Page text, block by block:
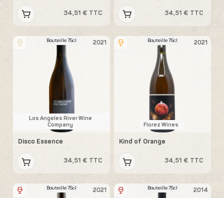
34,51 € TTC 34,51 € TTC
2021
Bouteille 75cl
Los Angeles River Wine
Company
Disco Essence
34,51 € TTC
2021
Bouteille 75cl
Florez Wines
Kind of Orange
34,51 € TTC
2021
Bouteille 75cl 2014
Bouteille 75cl